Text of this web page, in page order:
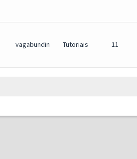
vagabundin Tutoriais 11